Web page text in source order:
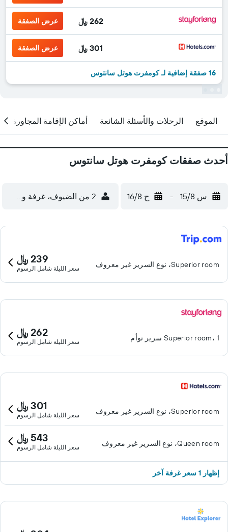
262 ﷼ عرض الصفقة
301 ﷼ عرض الصفقة
16 صفقة إضافية لـ كومفرت هوتل سانتوس
الموقع الرحلات والأسئلة الشائعة أماكن الإقامة المجاورة
أحدث صفقات كومفرت هوتل سانتوس
س 15/8 - ح 16/8 2 من الضيوف، غرفة واحدة
Superior room، نوع السرير غير معروف 239 ﷼
سعر الليلة شامل الرسوم
Superior room، 1 سرير توأم 262 ﷼
سعر الليلة شامل الرسوم
Superior room، نوع السرير غير معروف 301 ﷼
سعر الليلة شامل الرسوم
Queen room، نوع السرير غير معروف 543 ﷼
سعر الليلة شامل الرسوم
إظهار 1 سعر غرفة آخر